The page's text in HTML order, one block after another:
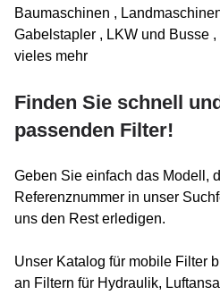
Baumaschinen ,
Gabelstapler , LKW und Busse
vieles mehr
Finden Sie schnell
passenden Filter!
Geben Sie einfach das Modell,
Referenznummer in unser
uns den Rest erledigen.
Unser Katalog für mobile Filter
an Filtern für Hydraulik,